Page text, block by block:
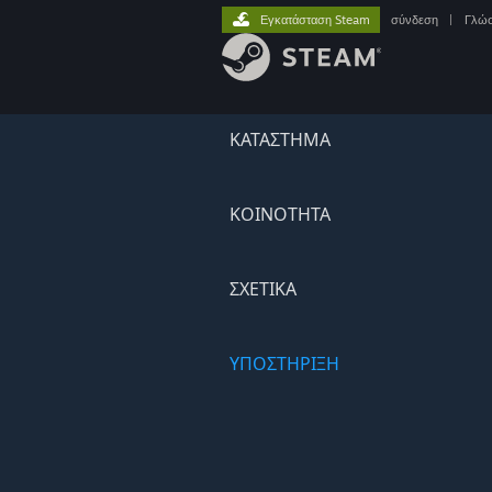
ΚΑΤΑΣΤΗΜΑ
ΚΟΙΝΟΤΗΤΑ
ΣΧΕΤΙΚΆ
ΥΠΟΣΤΗΡΙΞΗ
Εγκατάσταση Steam σύνδεση